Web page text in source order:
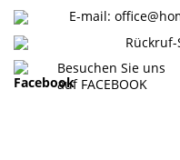
E-mail:
Besuchen Sie uns
auf FACEBOOK